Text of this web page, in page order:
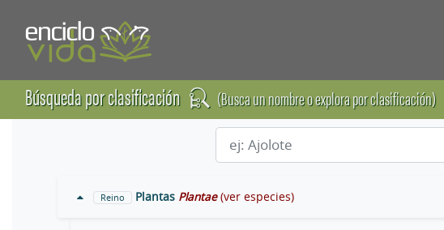
Búsqueda por clasificación (Busca un nombre o explora por clasificación)
Reino Plantas Plantae (ver especies)